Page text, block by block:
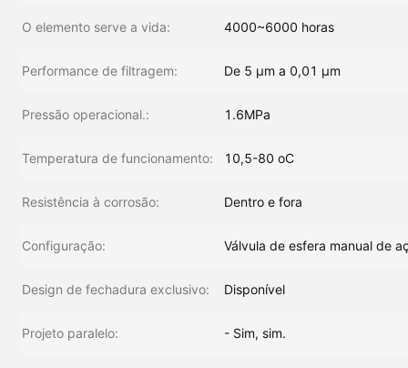
O elemento serve a vida: 4000~6000 horas
Performance de filtragem: De 5 μm a 0,01 μm
Pressão operacional.: 1.6MPa
Temperatura de funcionamento: 10,5-80 oC
Resistência à corrosão: Dentro e fora
Configuração: Válvula de esfera manual de
Design de fechadura exclusivo: Disponível
Projeto paralelo: - Sim, sim.